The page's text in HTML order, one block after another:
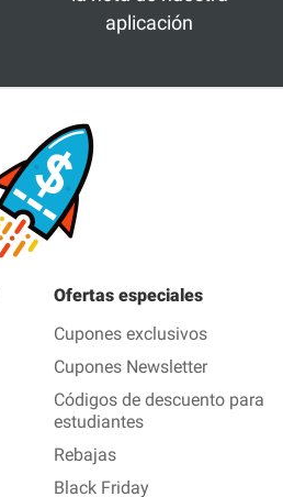
aplicación
Ofertas especiales
Cupones exclusivos
Cupones Newsletter
Códigos de descuento para
estudiantes
Rebajas
Black Friday